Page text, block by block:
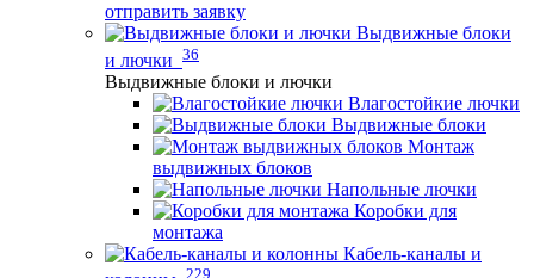
отправить заявку
Выдвижные блоки
и лючки 36
Выдвижные блоки и лючки
Влагостойкие лючки
Выдвижные блоки
Монтаж
выдвижных блоков
Напольные лючки
Коробки для
монтажа
Кабель-каналы и
229